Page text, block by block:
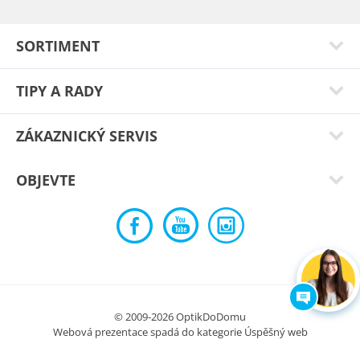
Pekne bryle. Skvele sedi. Na nose netlaci
Typ: Puerto gold
SORTIMENT
TIPY A RADY
ZÁKAZNICKÝ SERVIS
OBJEVTE
© 2009-2026 OptikDoDomu
Webová prezentace spadá do kategorie Úspěšný web